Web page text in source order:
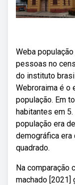
Weba
pessoas no
do instituto
Webroraima é o
população. Em
habitantes em
população era
demográfica
quadrado.
Na comparação
machado [2021]